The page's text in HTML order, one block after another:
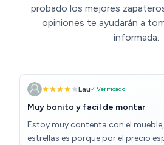
probado los mejores
opiniones te ayudarán a
informada.
Lau✓ Verificado
Muy bonito y facil de montar
Estoy muy contenta con el
estrellas es porque por el precio